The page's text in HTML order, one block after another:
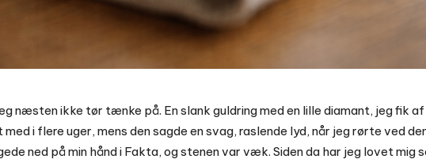
næsten ikke tør tænke på. En slank guldring med en lille diamant, jeg fik
med i flere uger, mens den sagde en svag, raslende lyd, når jeg rørte ved
ned på min hånd i Fakta, og stenen var væk. Siden da har jeg lovet mig